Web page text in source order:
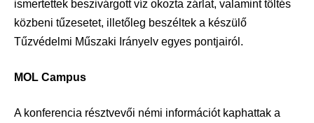
ismertettek beszivárgott víz okozta zárlat, valamint töltés
közbeni tűzesetet, illetőleg beszéltek a készülő
Tűzvédelmi Műszaki Irányelv egyes pontjairól.
MOL Campus
A konferencia résztvevői némi információt kaphattak a